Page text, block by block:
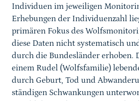
Individuen im jeweiligen
Erhebungen der Individuenzahl
primären Fokus des
diese Daten nicht systematisch
durch die Bundesländer erhoben.
einem Rudel (Wolfsfamilie)
durch Geburt, Tod und
ständigen Schwankungen